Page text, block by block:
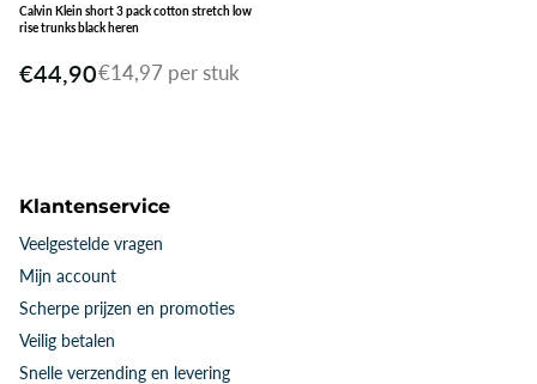
Calvin Klein short 3 pack cotton stretch low
rise trunks black heren
€44,90€14,97 per stuk
Klantenservice
Veelgestelde vragen
Mijn account
Scherpe prijzen en promoties
Veilig betalen
Snelle verzending en levering